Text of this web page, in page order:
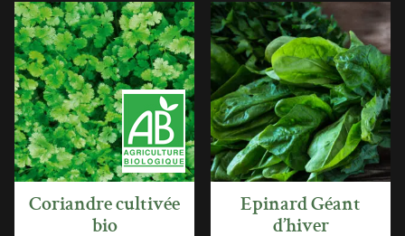
Coriandre cultivée
bio
APERÇU
RAPIDE
Epinard Géant
d’hiver
APERÇU
RAPIDE